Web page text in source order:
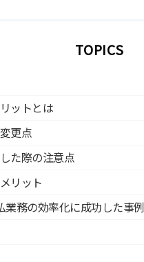
TOPICS
ットとは
更点
た際の注意点
リット
業務の効率化に成功した事例